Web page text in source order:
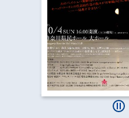
・ 神奈川県民ホールの取り組み